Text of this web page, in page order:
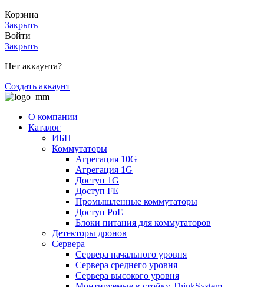
Корзина
Закрыть
Войти
Закрыть
Нет аккаунта?
Создать аккаунт
О компании
Каталог
ИБП
Коммутаторы
Агрегация 10G
Агрегация 1G
Доступ 1G
Доступ FE
Промышленные коммутаторы
Доступ PoE
Блоки питания для коммутаторов
Детекторы дронов
Сервера
Сервера начального уровня
Сервера среднего уровня
Сервера высокого уровня